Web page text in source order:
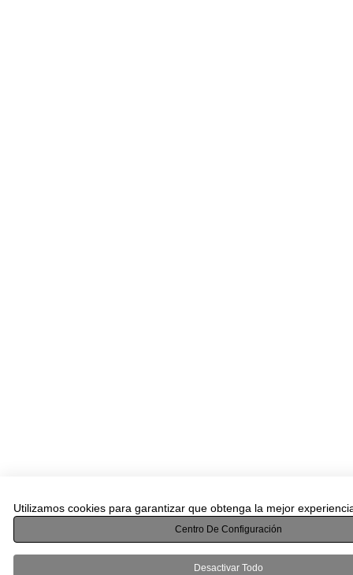
Utilizamos cookies para garantizar que obtenga la mejor
Centro De Configuración
Desactivar Todo